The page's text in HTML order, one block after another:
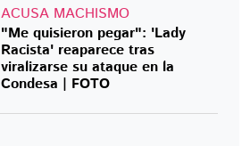
ACUSA MACHISMO
"Me quisieron pegar": 'Lady
Racista' reaparece tras
viralizarse su ataque en la
Condesa | FOTO